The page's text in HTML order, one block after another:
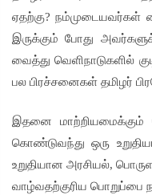
ஏதற்கு?நம்முடையவர்கள்
இருக்கும் போது
வைத்து வெளிநாடுகளில்
பல பிரச்சனைகள் தமிழர்
இதனை மாற்றியமைக்கும்
கொண்டுவந்து ஒரு
உறுதியான அரசியல்,
வாழ்வதற்குரிய பொறுப்பை